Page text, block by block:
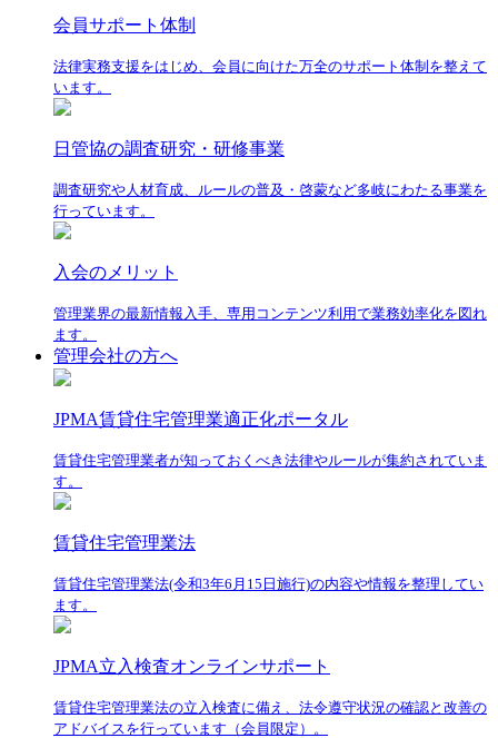
会員サポート体制
法律実務支援をはじめ、会員に向けた万全のサポート体制を整えて
います。
日管協の調査研究・研修事業
調査研究や人材育成、ルールの普及・啓蒙など多岐にわたる事業を
行っています。
入会のメリット
管理業界の最新情報入手、専用コンテンツ利用で業務効率化を図れ
ます。
管理会社の方へ
JPMA賃貸住宅管理業適正化ポータル
賃貸住宅管理業者が知っておくべき法律やルールが集約されていま
す。
賃貸住宅管理業法
賃貸住宅管理業法(令和3年6月15日施行)の内容や情報を整理してい
ます。
JPMA立入検査オンラインサポート
賃貸住宅管理業法の立入検査に備え、法令遵守状況の確認と改善の
アドバイスを行っています（会員限定）。